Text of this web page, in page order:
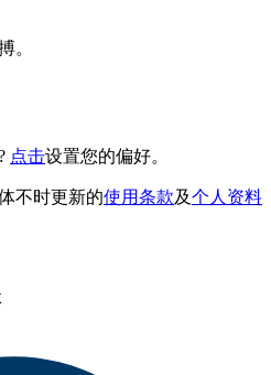
。
点击设置您的偏好。
不时更新的使用条款及个人资料